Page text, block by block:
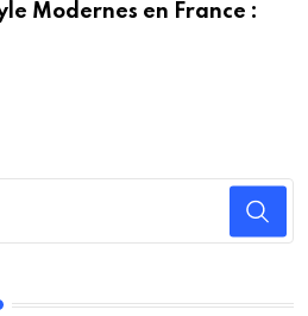
Modernes en France :